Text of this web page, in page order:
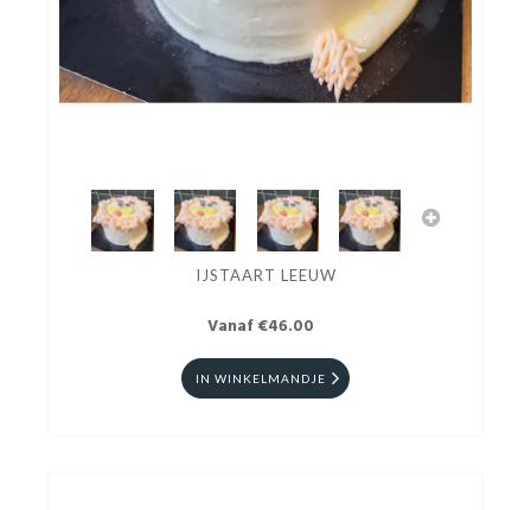
IJSTAART LEEUW
Vanaf €46.00
IN WINKELMANDJE